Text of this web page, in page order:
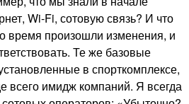
Wi-Fi, сотовую связь? И что
время произошли изменения, и
Те же базовые
в спорткомплексе,
всего имидж компаний. Я всегда